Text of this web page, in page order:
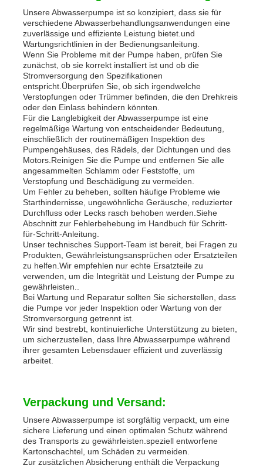
Unsere Abwasserpumpe ist so konzipiert, dass sie für
verschiedene Abwasserbehandlungsanwendungen eine
zuverlässige und effiziente Leistung bietet.und
Wartungsrichtlinien in der Bedienungsanleitung.
Wenn Sie Probleme mit der Pumpe haben, prüfen Sie
zunächst, ob sie korrekt installiert ist und ob die
Stromversorgung den Spezifikationen
entspricht.Überprüfen Sie, ob sich irgendwelche
Verstopfungen oder Trümmer befinden, die den Drehkreis
oder den Einlass behindern könnten.
Für die Langlebigkeit der Abwasserpumpe ist eine
regelmäßige Wartung von entscheidender Bedeutung,
einschließlich der routinemäßigen Inspektion des
Pumpengehäuses, des Rädels, der Dichtungen und des
Motors.Reinigen Sie die Pumpe und entfernen Sie alle
angesammelten Schlamm oder Feststoffe, um
Verstopfung und Beschädigung zu vermeiden.
Um Fehler zu beheben, sollten häufige Probleme wie
Starthindernisse, ungewöhnliche Geräusche, reduzierter
Durchfluss oder Lecks rasch behoben werden.Siehe
Abschnitt zur Fehlerbehebung im Handbuch für Schritt-
für-Schritt-Anleitung.
Unser technisches Support-Team ist bereit, bei Fragen zu
Produkten, Gewährleistungsansprüchen oder Ersatzteilen
zu helfen.Wir empfehlen nur echte Ersatzteile zu
verwenden, um die Integrität und Leistung der Pumpe zu
gewährleisten..
Bei Wartung und Reparatur sollten Sie sicherstellen, dass
die Pumpe vor jeder Inspektion oder Wartung von der
Stromversorgung getrennt ist.
Wir sind bestrebt, kontinuierliche Unterstützung zu bieten,
um sicherzustellen, dass Ihre Abwasserpumpe während
ihrer gesamten Lebensdauer effizient und zuverlässig
arbeitet.
Verpackung und Versand:
Unsere Abwasserpumpe ist sorgfältig verpackt, um eine
sichere Lieferung und einen optimalen Schutz während
des Transports zu gewährleisten.speziell entworfene
Kartonschachtel, um Schäden zu vermeiden.
Zur zusätzlichen Absicherung enthält die Verpackung